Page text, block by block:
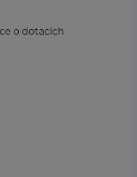
o dotacích